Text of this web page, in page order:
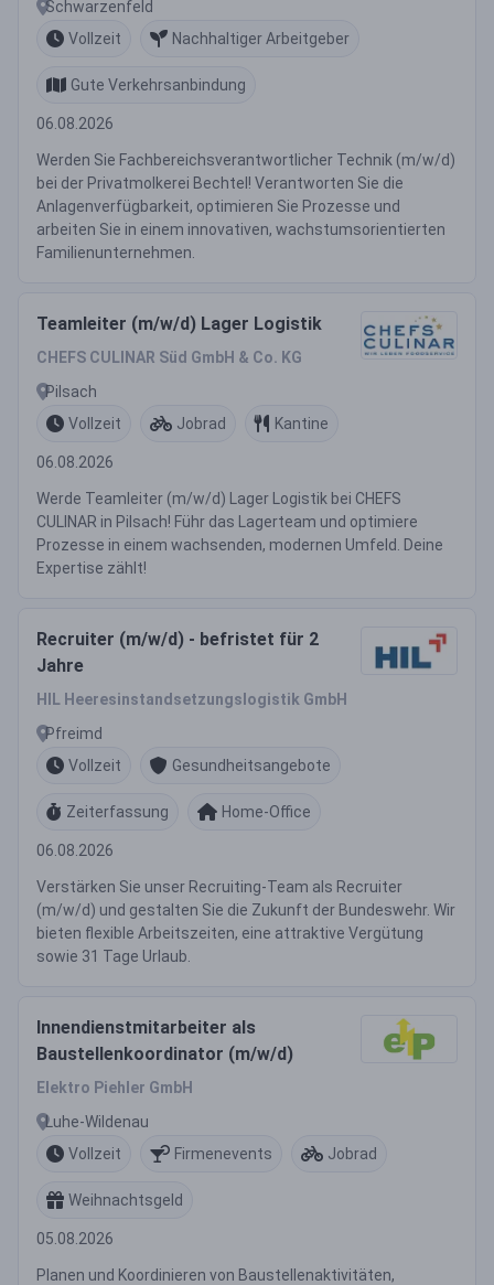
Schwarzenfeld
Vollzeit
Nachhaltiger Arbeitgeber
Gute Verkehrsanbindung
06.08.2026
Werden Sie Fachbereichsverantwortlicher Technik (m/w/d)
bei der Privatmolkerei Bechtel! Verantworten Sie die
Anlagenverfügbarkeit, optimieren Sie Prozesse und
arbeiten Sie in einem innovativen, wachstumsorientierten
Familienunternehmen.
Teamleiter (m/w/d) Lager Logistik
CHEFS CULINAR Süd GmbH & Co. KG
Pilsach
Vollzeit
Jobrad Kantine
06.08.2026
Werde Teamleiter (m/w/d) Lager Logistik bei CHEFS
CULINAR in Pilsach! Führ das Lagerteam und optimiere
Prozesse in einem wachsenden, modernen Umfeld. Deine
Expertise zählt!
Recruiter (m/w/d) - befristet für 2
Jahre
HIL Heeresinstandsetzungslogistik GmbH
Pfreimd
Vollzeit
Gesundheitsangebote
Zeiterfassung Home-Office
06.08.2026
Verstärken Sie unser Recruiting-Team als Recruiter
(m/w/d) und gestalten Sie die Zukunft der Bundeswehr. Wir
bieten flexible Arbeitszeiten, eine attraktive Vergütung
sowie 31 Tage Urlaub.
Innendienstmitarbeiter als
Baustellenkoordinator (m/w/d)
Elektro Piehler GmbH
Luhe-Wildenau
Vollzeit
Firmenevents Jobrad
Weihnachtsgeld
05.08.2026
Planen und Koordinieren von Baustellenaktivitäten,